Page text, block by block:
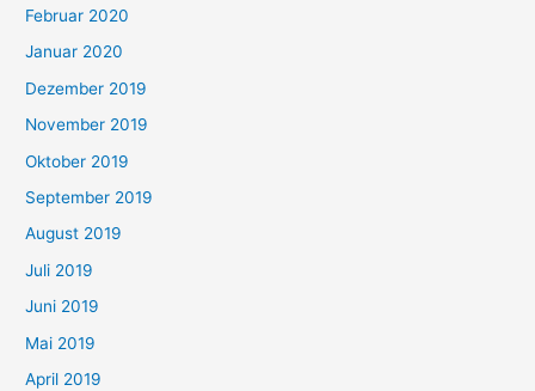
Februar 2020
Januar 2020
Dezember 2019
November 2019
Oktober 2019
September 2019
August 2019
Juli 2019
Juni 2019
Mai 2019
April 2019